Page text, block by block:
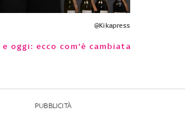
@Kikapress
e oggi: ecco com'è cambiata
PUBBLICITÀ